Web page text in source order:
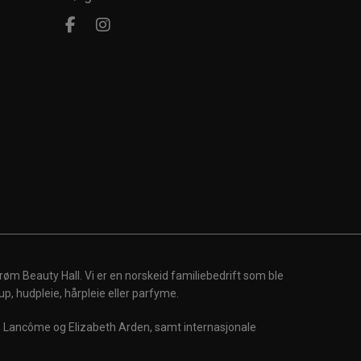
Beauty Hall. Vi er en norskeid familiebedrift som ble
hudpleie, hårpleie eller parfyme.
Lancôme og Elizabeth Arden, samt internasjonale